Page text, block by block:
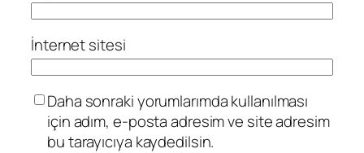
İnternet sitesi
Daha sonraki yorumlarımda kullanılması
için adım, e-posta adresim ve site adresim
bu tarayıcıya kaydedilsin.